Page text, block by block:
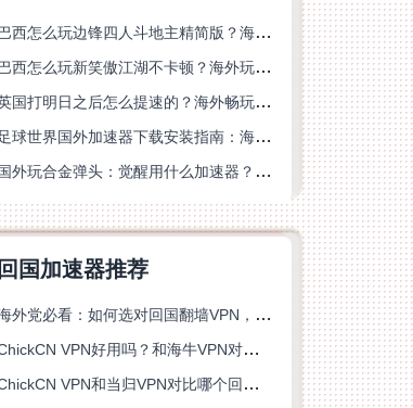
巴西怎么玩边锋四人斗地主精简版？海外游戏党的加速器终极选择
巴西怎么玩新笑傲江湖不卡顿？海外玩家国服游戏加速终极指南（附猫和老鼠一梦江湖实测）
英国打明日之后怎么提速的？海外畅玩国服游戏终极指南
足球世界国外加速器下载安装指南：海外党畅玩国服游戏的终极解决方案
国外玩合金弹头：觉醒用什么加速器？一份写给海外游子的畅玩指南
回国加速器推荐
海外党必看：如何选对回国翻墙VPN，无缝解锁国内资源？
ChickCN VPN好用吗？和海牛VPN对比哪个回国效果更好？
ChickCN VPN和当归VPN对比哪个回国效果更好？海外党亲测后选了它